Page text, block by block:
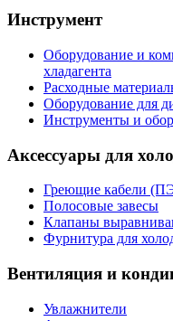
Инструмент
Оборудование и
хладагента
Расходные
Оборудование для
Инструменты и
Аксессуары для
Греющие кабели
Полосовые завесы
Клапаны
Фурнитура для
Вентиляция и
Увлажнители